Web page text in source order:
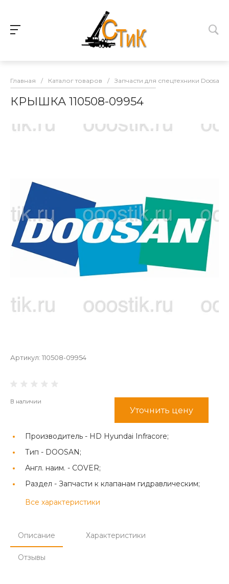
Главная / Каталог товаров / Запчасти для спецтехники Doosan
КРЫШКА 110508-09954
Артикул: 110508-09954
В наличии
Уточнить цену
Производитель - HD Hyundai Infracore;
Тип - DOOSAN;
Англ. наим. - COVER;
Раздел - Запчасти к клапанам гидравлическим;
Все характеристики
Описание Характеристики
Отзывы